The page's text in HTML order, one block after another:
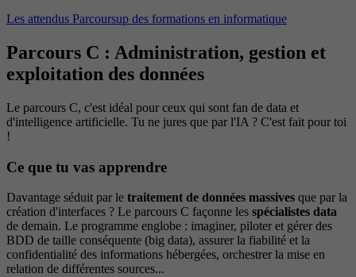
Les attendus Parcoursup des formations en informatique
Parcours C : Administration, gestion et
exploitation des données
Le parcours C, c'est idéal pour ceux qui sont fan de data et
d'intelligence artificielle. Tu ne jures que par l'IA ? C'est fait pour toi
!
Ce que tu vas apprendre
Davantage séduit par le traitement de données massives que par la
création d'interfaces ? Le parcours C façonne les spécialistes data
de demain. Le programme englobe : imaginer, piloter et gérer des
BDD de taille conséquente (big data), assurer la fiabilité et la
confidentialité des informations hébergées, orchestrer la mise en
relation de différentes sources...